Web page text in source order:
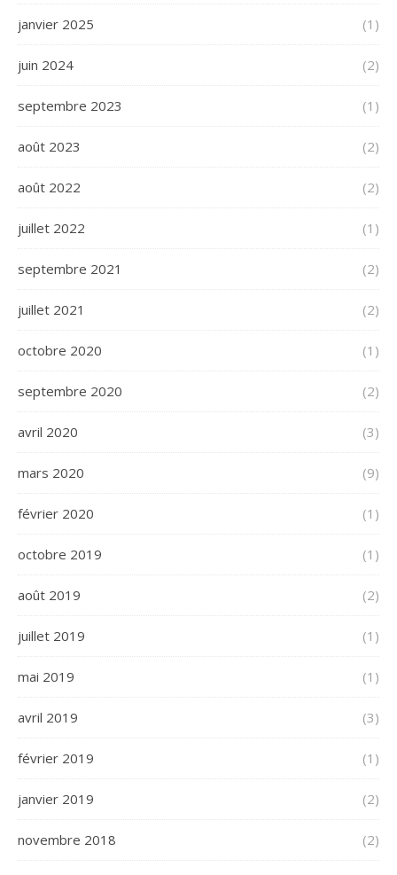
janvier 2025 (1)
juin 2024 (2)
septembre 2023 (1)
août 2023 (2)
août 2022 (2)
juillet 2022 (1)
septembre 2021 (2)
juillet 2021 (2)
octobre 2020 (1)
septembre 2020 (2)
avril 2020 (3)
mars 2020 (9)
février 2020 (1)
octobre 2019 (1)
août 2019 (2)
juillet 2019 (1)
mai 2019 (1)
avril 2019 (3)
février 2019 (1)
janvier 2019 (2)
novembre 2018 (2)